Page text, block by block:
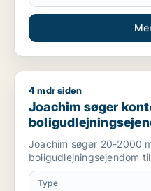
Joachim søger kontor,
4 mdr siden
Joachim søger
Storkøbenhavn
Joachim søger 20-2000
boligudlejningsejendom
Type